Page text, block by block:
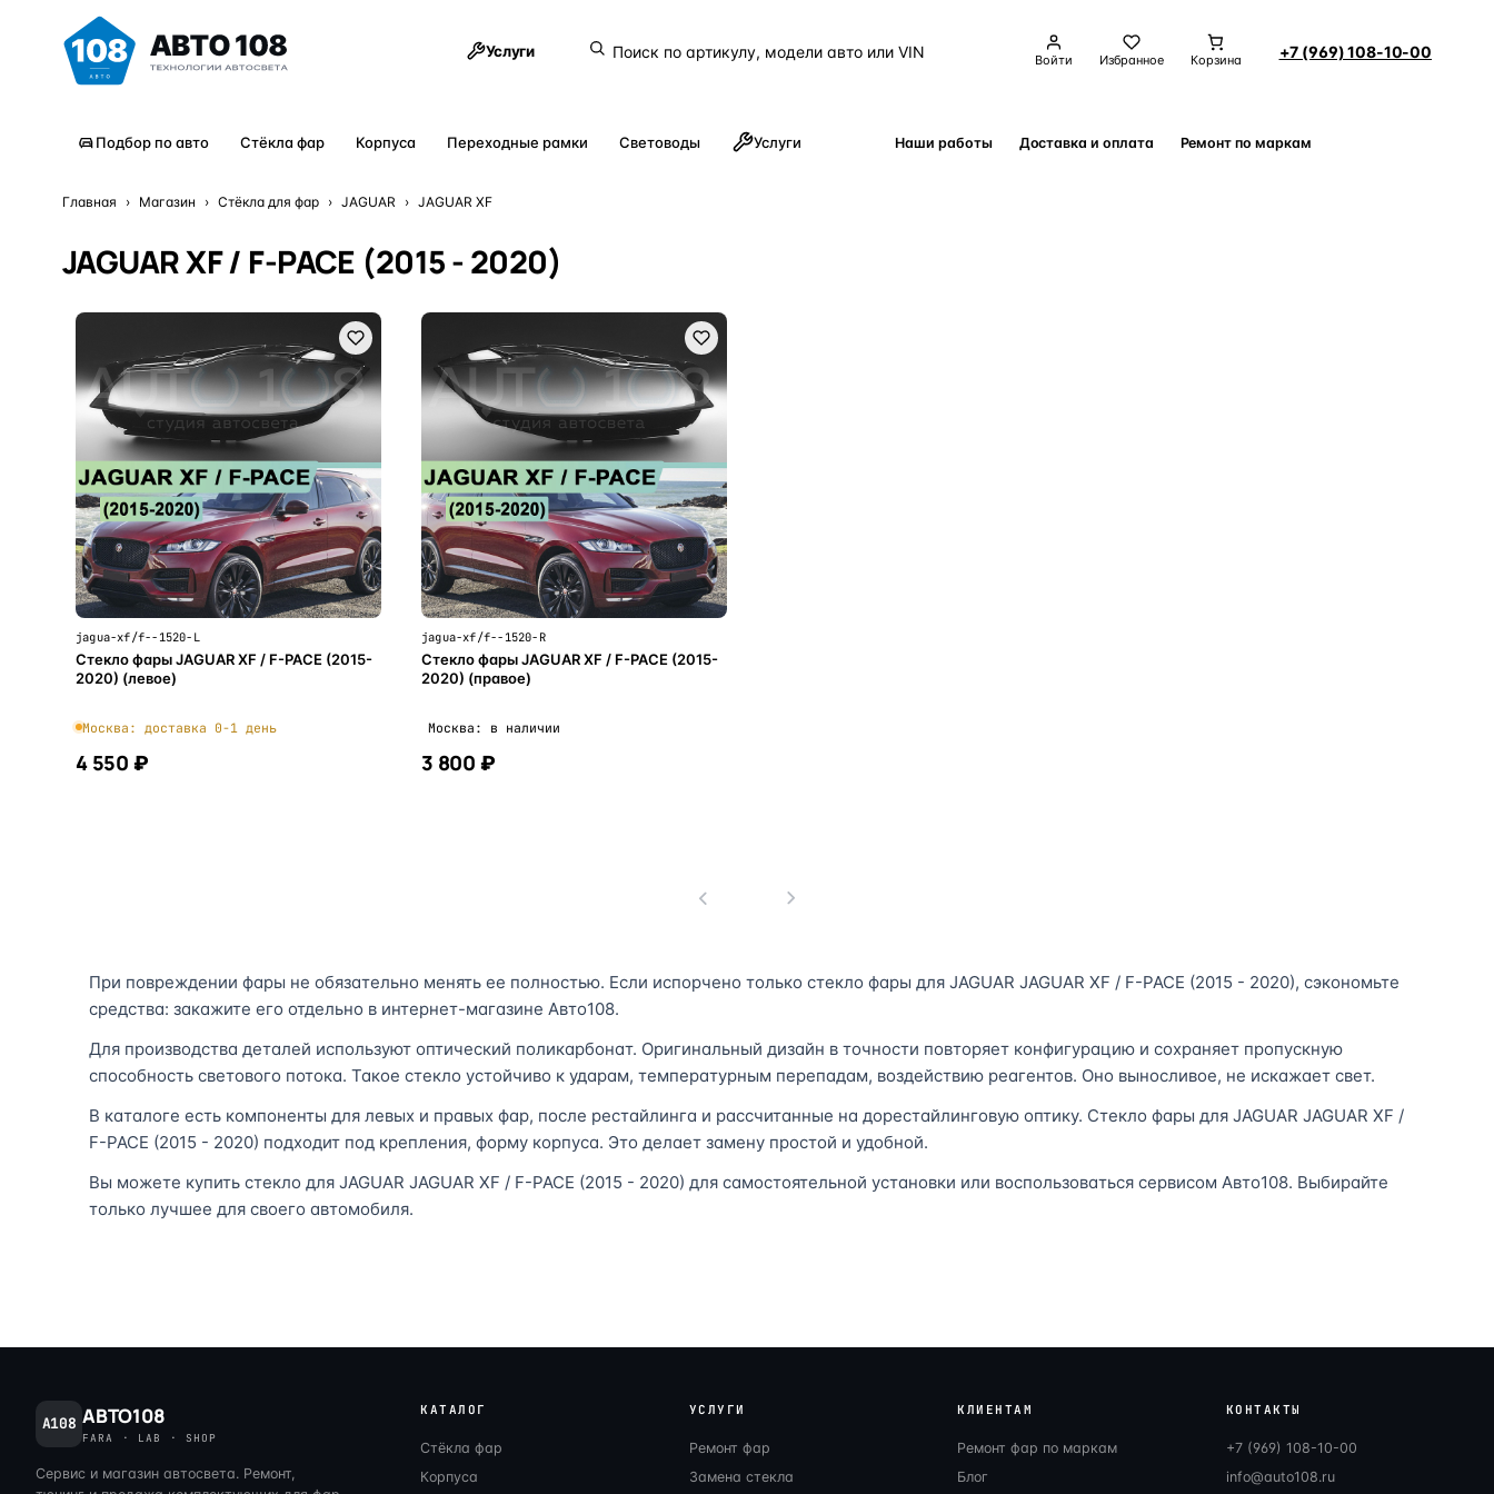
Услуги Войти Избранное Корзина +7 (969) 108-10-00
Подбор по авто Стёкла фар Корпуса Переходные рамки Световоды Услуги Наши работы Доставка и оплата Ремонт по маркам
Главная › Магазин › Стёкла для фар › JAGUAR › JAGUAR XF
JAGUAR XF / F-PACE (2015 - 2020)
jagua-xf/f--1520-L
Стекло фары JAGUAR XF / F-PACE (2015-
2020) (левое)
Москва: доставка 0-1 день
4 550 ₽
jagua-xf/f--1520-R
Стекло фары JAGUAR XF / F-PACE (2015-
2020) (правое)
Москва: в наличии
3 800 ₽
При повреждении фары не обязательно менять ее полностью. Если испорчено только стекло фары для JAGUAR JAGUAR XF / F-PACE (2015 - 2020), сэкономьте
средства: закажите его отдельно в интернет-магазине Авто108.
Для производства деталей используют оптический поликарбонат. Оригинальный дизайн в точности повторяет конфигурацию и сохраняет пропускную
способность светового потока. Такое стекло устойчиво к ударам, температурным перепадам, воздействию реагентов. Оно выносливое, не искажает свет.
В каталоге есть компоненты для левых и правых фар, после рестайлинга и рассчитанные на дорестайлинговую оптику. Стекло фары для JAGUAR JAGUAR XF /
F-PACE (2015 - 2020) подходит под крепления, форму корпуса. Это делает замену простой и удобной.
Вы можете купить стекло для JAGUAR JAGUAR XF / F-PACE (2015 - 2020) для самостоятельной установки или воспользоваться сервисом Авто108. Выбирайте
только лучшее для своего автомобиля.
A108 АВТО108
FARA · LAB · SHOP
Сервис и магазин автосвета. Ремонт,
КАТАЛОГ
Стёкла фар
Корпуса
УСЛУГИ
Ремонт фар
Замена стекла
КЛИЕНТАМ
Ремонт фар по маркам
Блог
КОНТАКТЫ
+7 (969) 108-10-00
info@auto108.ru